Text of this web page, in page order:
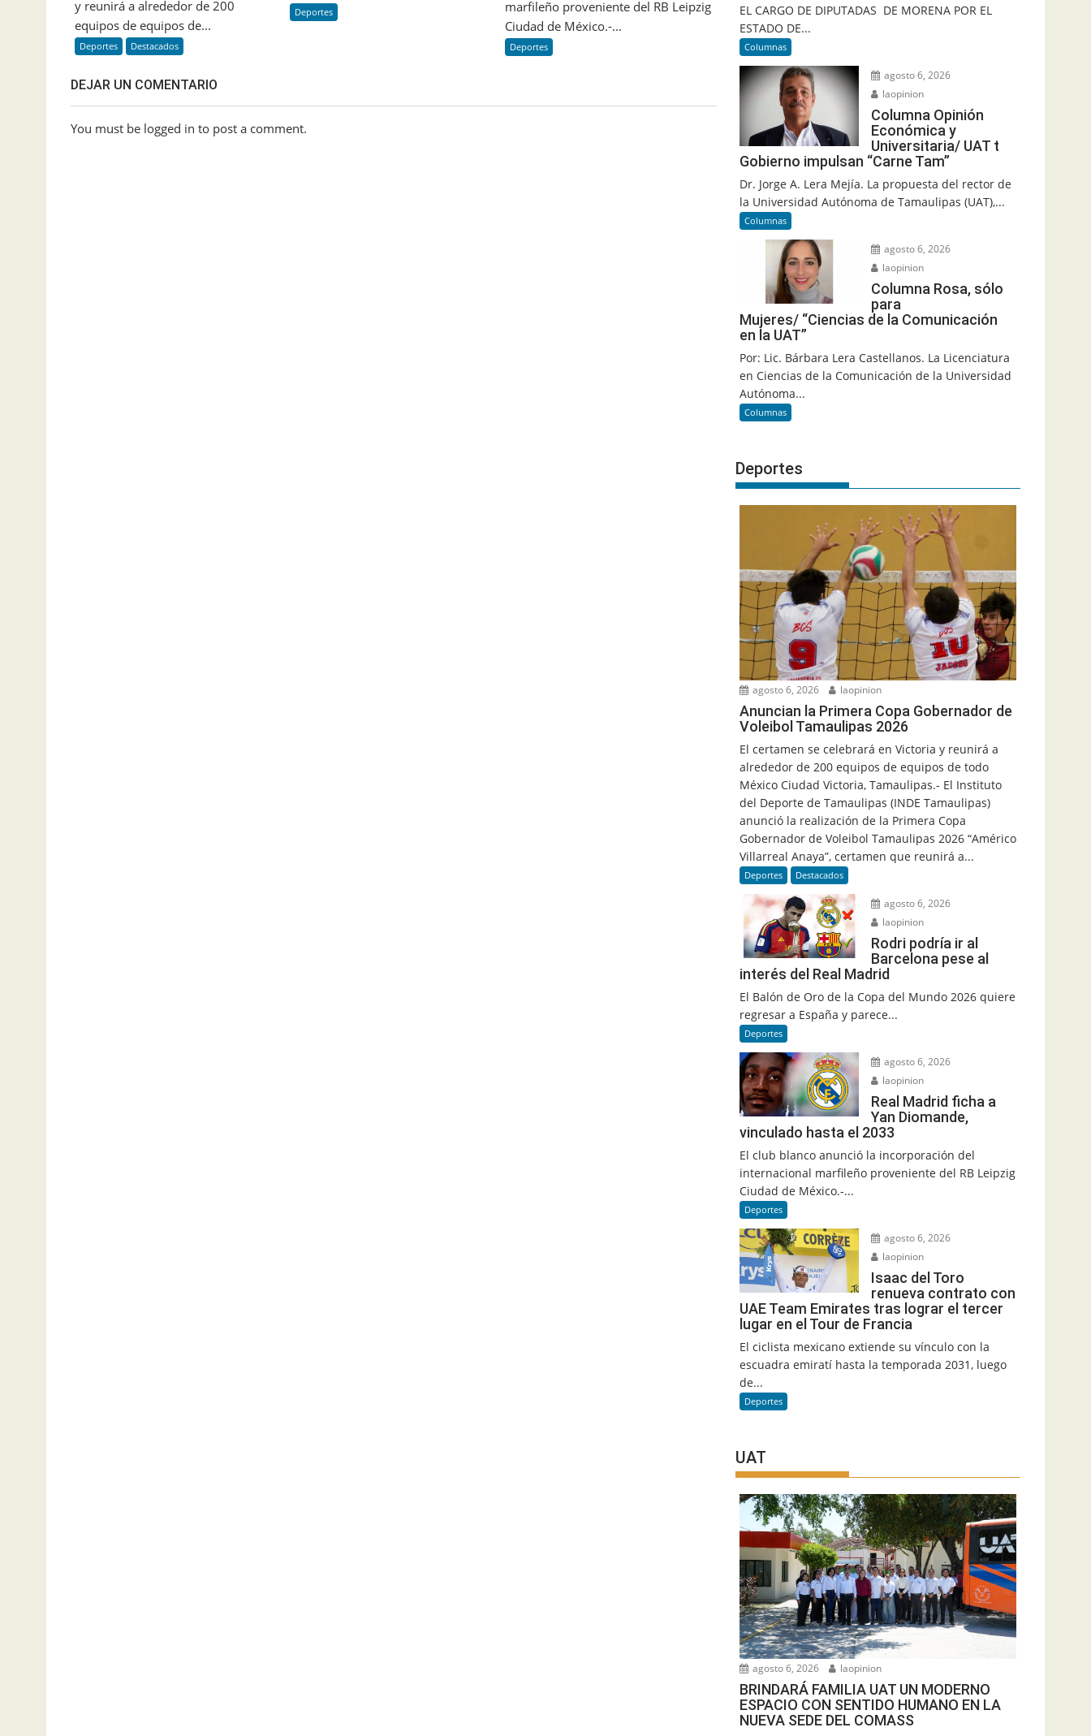
y reunirá a alrededor de 200
equipos de equipos de...
Deportes Destacados
Deportes
marfileño proveniente del RB Leipzig
Ciudad de México.-...
Deportes
DEJAR UN COMENTARIO
You must be logged in to post a comment.
EL CARGO DE DIPUTADAS DE MORENA POR EL
ESTADO DE...
Columnas
agosto 6, 2026
laopinion
Columna Opinión
Económica y
Universitaria/ UAT t
Gobierno impulsan “Carne Tam”
Dr. Jorge A. Lera Mejía. La propuesta del rector de
la Universidad Autónoma de Tamaulipas (UAT),...
Columnas
agosto 6, 2026
laopinion
Columna Rosa, sólo
para
Mujeres/ “Ciencias de la Comunicación
en la UAT”
Por: Lic. Bárbara Lera Castellanos. La Licenciatura
en Ciencias de la Comunicación de la Universidad
Autónoma...
Columnas
Deportes
agosto 6, 2026 laopinion
Anuncian la Primera Copa Gobernador de
Voleibol Tamaulipas 2026
El certamen se celebrará en Victoria y reunirá a
alrededor de 200 equipos de equipos de todo
México Ciudad Victoria, Tamaulipas.- El Instituto
del Deporte de Tamaulipas (INDE Tamaulipas)
anunció la realización de la Primera Copa
Gobernador de Voleibol Tamaulipas 2026 “Américo
Villarreal Anaya”, certamen que reunirá a...
Deportes Destacados
agosto 6, 2026
laopinion
Rodri podría ir al
Barcelona pese al
interés del Real Madrid
El Balón de Oro de la Copa del Mundo 2026 quiere
regresar a España y parece...
Deportes
agosto 6, 2026
laopinion
Real Madrid ficha a
Yan Diomande,
vinculado hasta el 2033
El club blanco anunció la incorporación del
internacional marfileño proveniente del RB Leipzig
Ciudad de México.-...
Deportes
agosto 6, 2026
laopinion
Isaac del Toro
renueva contrato con
UAE Team Emirates tras lograr el tercer
lugar en el Tour de Francia
El ciclista mexicano extiende su vínculo con la
escuadra emiratí hasta la temporada 2031, luego
de...
Deportes
UAT
agosto 6, 2026 laopinion
BRINDARÁ FAMILIA UAT UN MODERNO
ESPACIO CON SENTIDO HUMANO EN LA
NUEVA SEDE DEL COMASS